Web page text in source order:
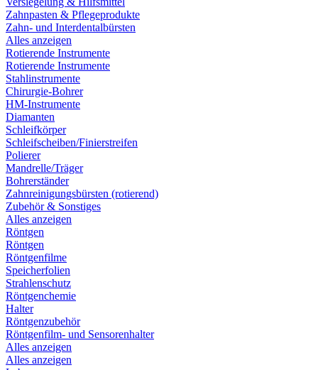
Zahnpasten & Pflegeprodukte
Zahn- und Interdentalbürsten
Alles anzeigen
Rotierende Instrumente
Rotierende Instrumente
Stahlinstrumente
Chirurgie-Bohrer
HM-Instrumente
Diamanten
Schleifkörper
Schleifscheiben/Finierstreifen
Polierer
Mandrelle/Träger
Bohrerständer
Zahnreinigungsbürsten (rotierend)
Zubehör & Sonstiges
Alles anzeigen
Röntgen
Röntgen
Röntgenfilme
Speicherfolien
Strahlenschutz
Röntgenchemie
Halter
Röntgenzubehör
Röntgenfilm- und Sensorenhalter
Alles anzeigen
Alles anzeigen